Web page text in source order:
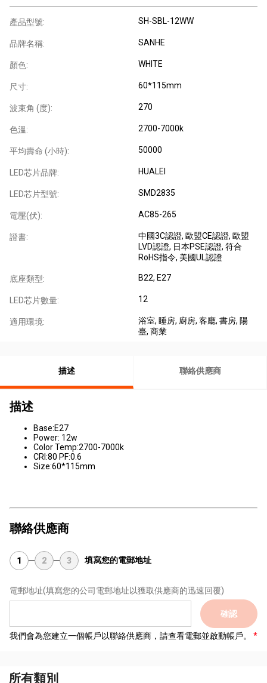
產品型號: SH-SBL-12WW
品牌名稱: SANHE
顏色: WHITE
尺寸: 60*115mm
波束角 (度): 270
色溫: 2700-7000k
平均壽命 (小時): 50000
LED芯片品牌: HUALEI
LED芯片型號: SMD2835
電壓(伏): AC85-265
證書: 中國3C認證, 歐盟CE認證, 歐盟
LVD認證, 日本PSE認證, 符合
RoHS指令, 美國UL認證
底座類型: B22, E27
LED芯片數量: 12
適用環境: 浴室, 睡房, 廚房, 客廳, 書房, 陽
臺, 商業
描述 聯絡供應商
描述
Base:E27
Power: 12w
Color Temp:2700-7000k
CRI:80 PF:0.6
Size:60*115mm
聯絡供應商
1 2 3 填寫您的電郵地址
電郵地址(填寫您的公司電郵地址以獲取供應商的迅速回覆)
確認
我們會為您建立一個帳戶以聯絡供應商，請查看電郵並啟動帳戶。
所有類別